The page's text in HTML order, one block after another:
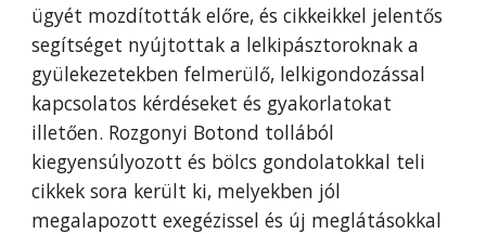
ügyét mozdították előre, és cikkeikkel jelentős
segítséget nyújtottak a lelkipásztoroknak a
gyülekezetekben felmerülő, lelkigondozással
kapcsolatos kérdéseket és gyakorlatokat
illetően. Rozgonyi Botond tollából
kiegyensúlyozott és bölcs gondolatokkal teli
cikkek sora került ki, melyekben jól
megalapozott exegézissel és új meglátásokkal